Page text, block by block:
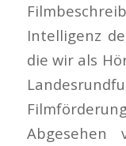
Intelligenz
die wir als